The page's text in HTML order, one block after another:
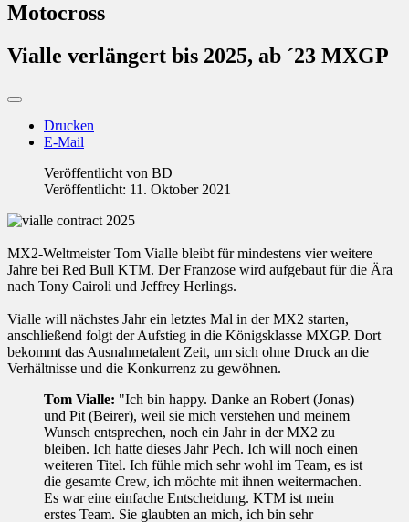
Motocross
Vialle verlängert bis 2025, ab ´23 MXGP
Drucken
E-Mail
Veröffentlicht von BD
Veröffentlicht: 11. Oktober 2021
MX2-Weltmeister Tom Vialle bleibt für mindestens vier weitere
Jahre bei Red Bull KTM. Der Franzose wird aufgebaut für die Ära
nach Tony Cairoli und Jeffrey Herlings.
Vialle will nächstes Jahr ein letztes Mal in der MX2 starten,
anschließend folgt der Aufstieg in die Königsklasse MXGP. Dort
bekommt das Ausnahmetalent Zeit, um sich ohne Druck an die
Verhältnisse und die Konkurrenz zu gewöhnen.
Tom Vialle: "Ich bin happy. Danke an Robert (Jonas)
und Pit (Beirer), weil sie mich verstehen und meinem
Wunsch entsprechen, noch ein Jahr in der MX2 zu
bleiben. Ich hatte dieses Jahr Pech. Ich will noch einen
weiteren Titel. Ich fühle mich sehr wohl im Team, es ist
die gesamte Crew, ich möchte mit ihnen weitermachen.
Es war eine einfache Entscheidung. KTM ist mein
erstes Team. Sie glaubten an mich, ich bin sehr